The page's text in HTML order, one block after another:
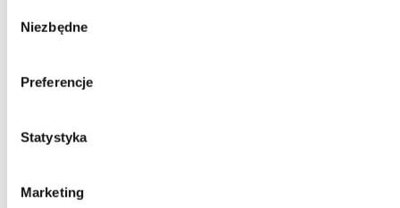
zgody
Niezbędne
Preferencje
Statystyka
Marketing